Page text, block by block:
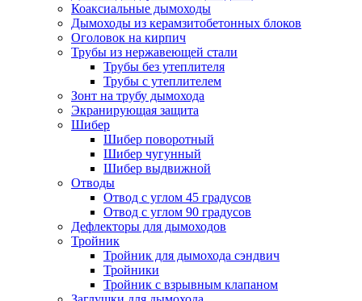
Коаксиальные дымоходы
Дымоходы из керамзитобетонных блоков
Оголовок на кирпич
Трубы из нержавеющей стали
Трубы без утеплителя
Трубы с утеплителем
Зонт на трубу дымохода
Экранирующая защита
Шибер
Шибер поворотный
Шибер чугунный
Шибер выдвижной
Отводы
Отвод с углом 45 градусов
Отвод с углом 90 градусов
Дефлекторы для дымоходов
Тройник
Тройник для дымохода сэндвич
Тройники
Тройник с взрывным клапаном